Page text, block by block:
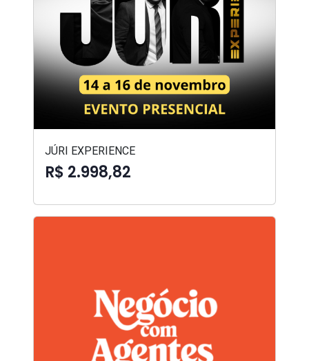
JÚRI EXPERIENCE
R$ 2.998,82